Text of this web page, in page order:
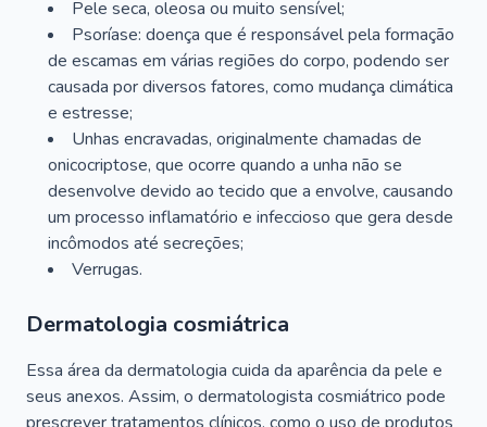
Pele seca, oleosa ou muito sensível;
Psoríase: doença que é responsável pela formação
de escamas em várias regiões do corpo, podendo ser
causada por diversos fatores, como mudança climática
e estresse;
Unhas encravadas, originalmente chamadas de
onicocriptose, que ocorre quando a unha não se
desenvolve devido ao tecido que a envolve, causando
um processo inflamatório e infeccioso que gera desde
incômodos até secreções;
Verrugas.
Dermatologia cosmiátrica
Essa área da dermatologia cuida da aparência da pele e
seus anexos. Assim, o dermatologista cosmiátrico pode